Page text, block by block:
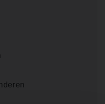
Aurélie elkaar